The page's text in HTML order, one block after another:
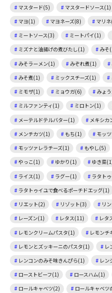
マスタード(5)
マスタードソース(1)
マヨ(1)
マヨネーズ(8) マリ
ミートソース(3)
ミートパイ(1)
ミズナと油揚げの煮びたし(1)
みそ
みそラーメン(1)
みぞれ煮(1)
みそ煮(1)
ミックスチーズ(1)
ミモザ(1)
ミョウガ(6) みょ
ミルファンティ(1)
ミロトン(1)
メーテルドテルバター(1)
メキシカ
メンチカツ(1)
もち(1)
モッ
モッツァレラチーズ(1)
もやし(5)
やっこ(1)
ゆかり(1) ゆき菜
ライス(1)
ラグー(1)
ラタト
ラタトゥイユで食べるポーチドエッグ(1)
リエット(2)
リゾット(3) リ
レーズン(1)
レタス(11) レタ
レモンクリームパスタ(1)
レモンチ
レモンとズッキーニのパスタ(1)
レ
レンコンのみそ味きんぴら(1)
レン
ローストビーフ(1)
ロースハム(1)
ロールキャベツ(2)
ロールキャベツ